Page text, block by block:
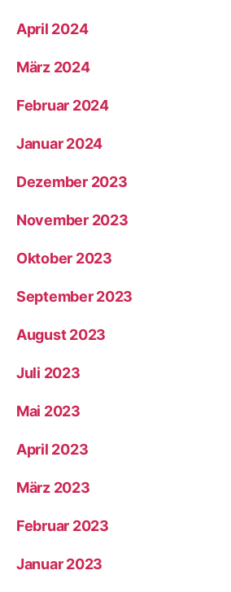
April 2024
März 2024
Februar 2024
Januar 2024
Dezember 2023
November 2023
Oktober 2023
September 2023
August 2023
Juli 2023
Mai 2023
April 2023
März 2023
Februar 2023
Januar 2023